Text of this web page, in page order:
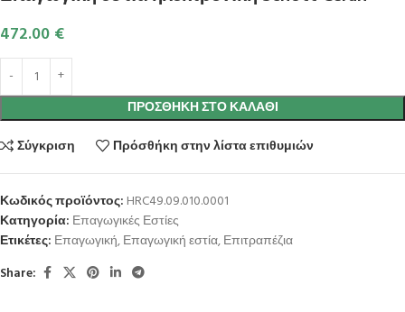
472.00 €
ΠΡΟΣΘΉΚΗ ΣΤΟ ΚΑΛΆΘΙ
Σύγκριση
Πρόσθήκη στην λίστα επιθυμιών
Κωδικός προϊόντος: HRC49.09.010.0001
Κατηγορία: Επαγωγικές Εστίες
Ετικέτες: Επαγωγική,Επαγωγική εστία,Επιτραπέζια
Share: